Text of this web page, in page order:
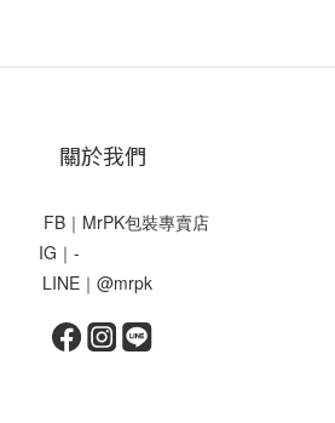
關於我們
FB｜MrPK包裝專賣店
IG｜-
LINE｜@mrpk